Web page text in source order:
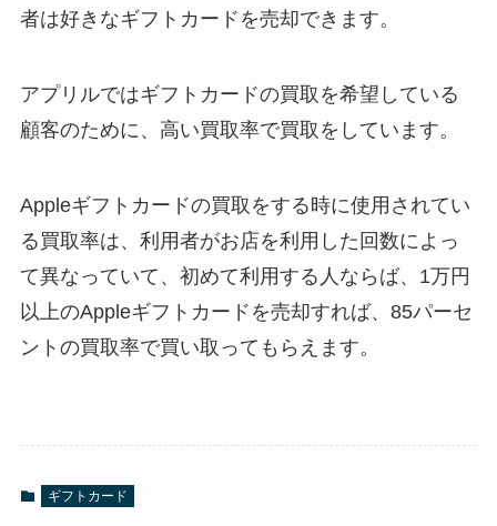
者は好きなギフトカードを売却できます。
アプリルではギフトカードの買取を希望している
顧客のために、高い買取率で買取をしています。
Appleギフトカードの買取をする時に使用されてい
る買取率は、利用者がお店を利用した回数によっ
て異なっていて、初めて利用する人ならば、1万円
以上のAppleギフトカードを売却すれば、85パーセ
ントの買取率で買い取ってもらえます。
ギフトカード